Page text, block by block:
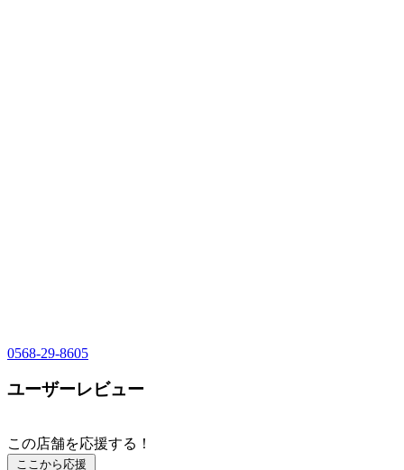
0568-29-8605
ユーザーレビュー
この店舗を応援する！
ここから応援